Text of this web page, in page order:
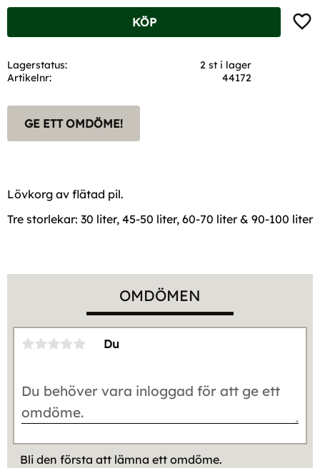
KÖP
Lagerstatus
2 st i lager
Artikelnr
44172
GE ETT OMDÖME!
Lövkorg av flätad pil.
Tre storlekar: 30 liter, 45-50 liter, 60-70 liter & 90-100 liter
OMDÖMEN
Du
Bli den första att lämna ett omdöme.